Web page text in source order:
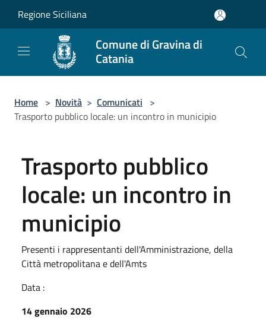
Regione Siciliana
Comune di Gravina di
Catania
Home > Novità > Comunicati >
Trasporto pubblico locale: un incontro in municipio
Trasporto pubblico
locale: un incontro in
municipio
Presenti i rappresentanti dell'Amministrazione, della
Città metropolitana e dell'Amts
Data :
14 gennaio 2026